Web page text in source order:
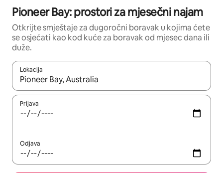
Pioneer Bay: prostori za mjesečni najam
Otkrijte smještaje za dugoročni boravak u kojima ćete
se osjećati kao kod kuće za boravak od mjesec dana ili
duže.
Lokacija
Kad su rezultati dostupni, možete da se krećete kroz njih
Prijava
Odjava